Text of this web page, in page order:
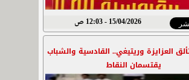
15/04/2026 - 12:03 ص
العزايزة وريتيغي.. القادسية والشباب
يقتسمان النقاط